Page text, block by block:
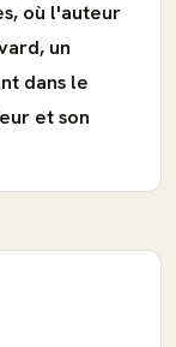
où l'auteur
un
dans le
et son